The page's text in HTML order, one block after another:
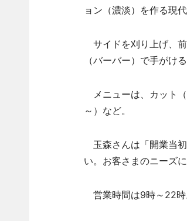
ョン（濃淡）を作る現
サイドを刈り上げ、
（バーバー）で手がけ
メニューは、カット
～）など。
玉森さんは「開業当
い。お客さまのニーズ
営業時間は9時～22時